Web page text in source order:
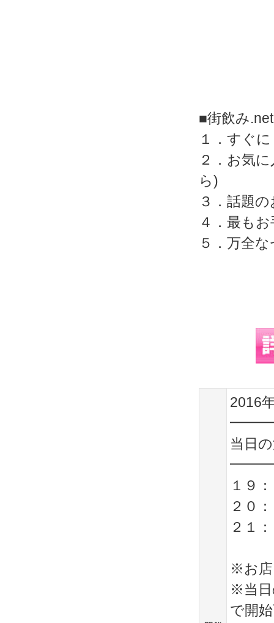
■街飲み
１．すぐ
２．お気
ら)
３．話題
４．最も
５．万全
2016
当日
１９
２０
２１
※お店
※当日
で開